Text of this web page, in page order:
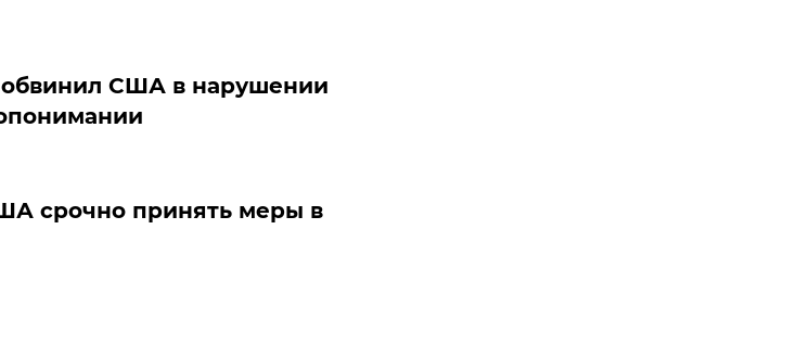
обвинил США в нарушении
срочно принять меры в